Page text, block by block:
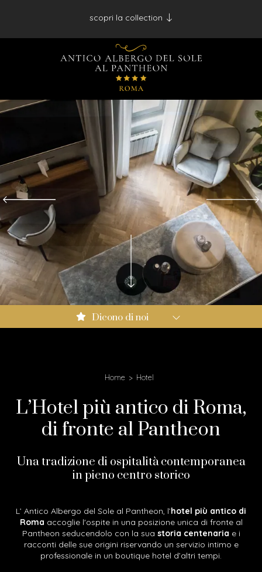
scopri la collection
Desìo Charming Hotels
Antico Albergo del Sole al Pantheon - Roma
Palazzo Navona - Roma
Booking.com: 9.0
Expedia: 8.6
Dicono di noi
Home Hotel
L’Hotel più antico di Roma,
di fronte al Pantheon
Una tradizione di ospitalità contemporanea
in pieno centro storico
L’ Antico Albergo del Sole al Pantheon, l’hotel più antico di
Roma accoglie l'ospite in una posizione unica di fronte al
Pantheon seducendolo con la sua storia centenaria e i
racconti delle sue origini riservando un servizio intimo e
professionale in un boutique hotel d’altri tempi.